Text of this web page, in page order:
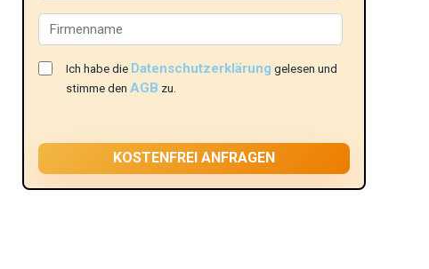
Ich habe die Datenschutzerklärung gelesen und
stimme denAGB zu.